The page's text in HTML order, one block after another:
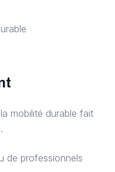
mobilité durable fait
de professionnels